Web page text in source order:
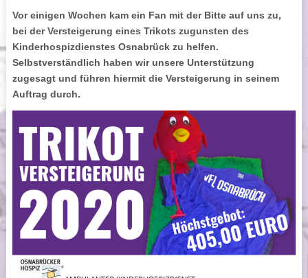
Vor einigen Wochen kam ein Fan mit der Bitte auf uns zu,
bei der Versteigerung eines Trikots zugunsten des
Kinderhospizdienstes Osnabrück zu helfen.
Selbstverständlich haben wir unsere Unterstützung
zugesagt und führen hiermit die Versteigerung in seinem
Auftrag durch.